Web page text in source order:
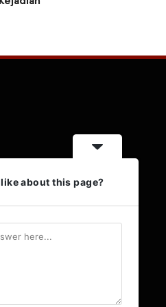
about this page?